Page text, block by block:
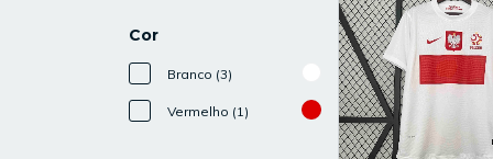
Cor
Branco (3)
Vermelho (1)